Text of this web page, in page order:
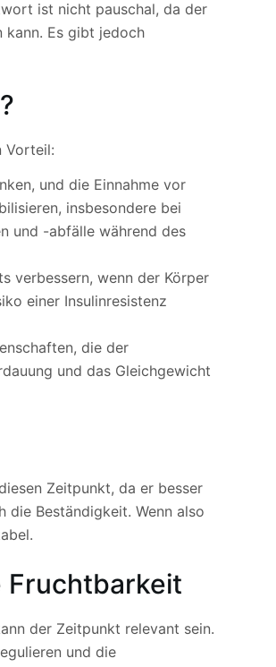
ist nicht pauschal, da der
kann. Es gibt jedoch
Vorteil:
und die Einnahme vor
insbesondere bei
und -abfälle während des
verbessern, wenn der Körper
einer Insulinresistenz
die der
und das Gleichgewicht
Zeitpunkt, da er besser
die Beständigkeit. Wenn also
Fruchtbarkeit
der Zeitpunkt relevant sein.
und die